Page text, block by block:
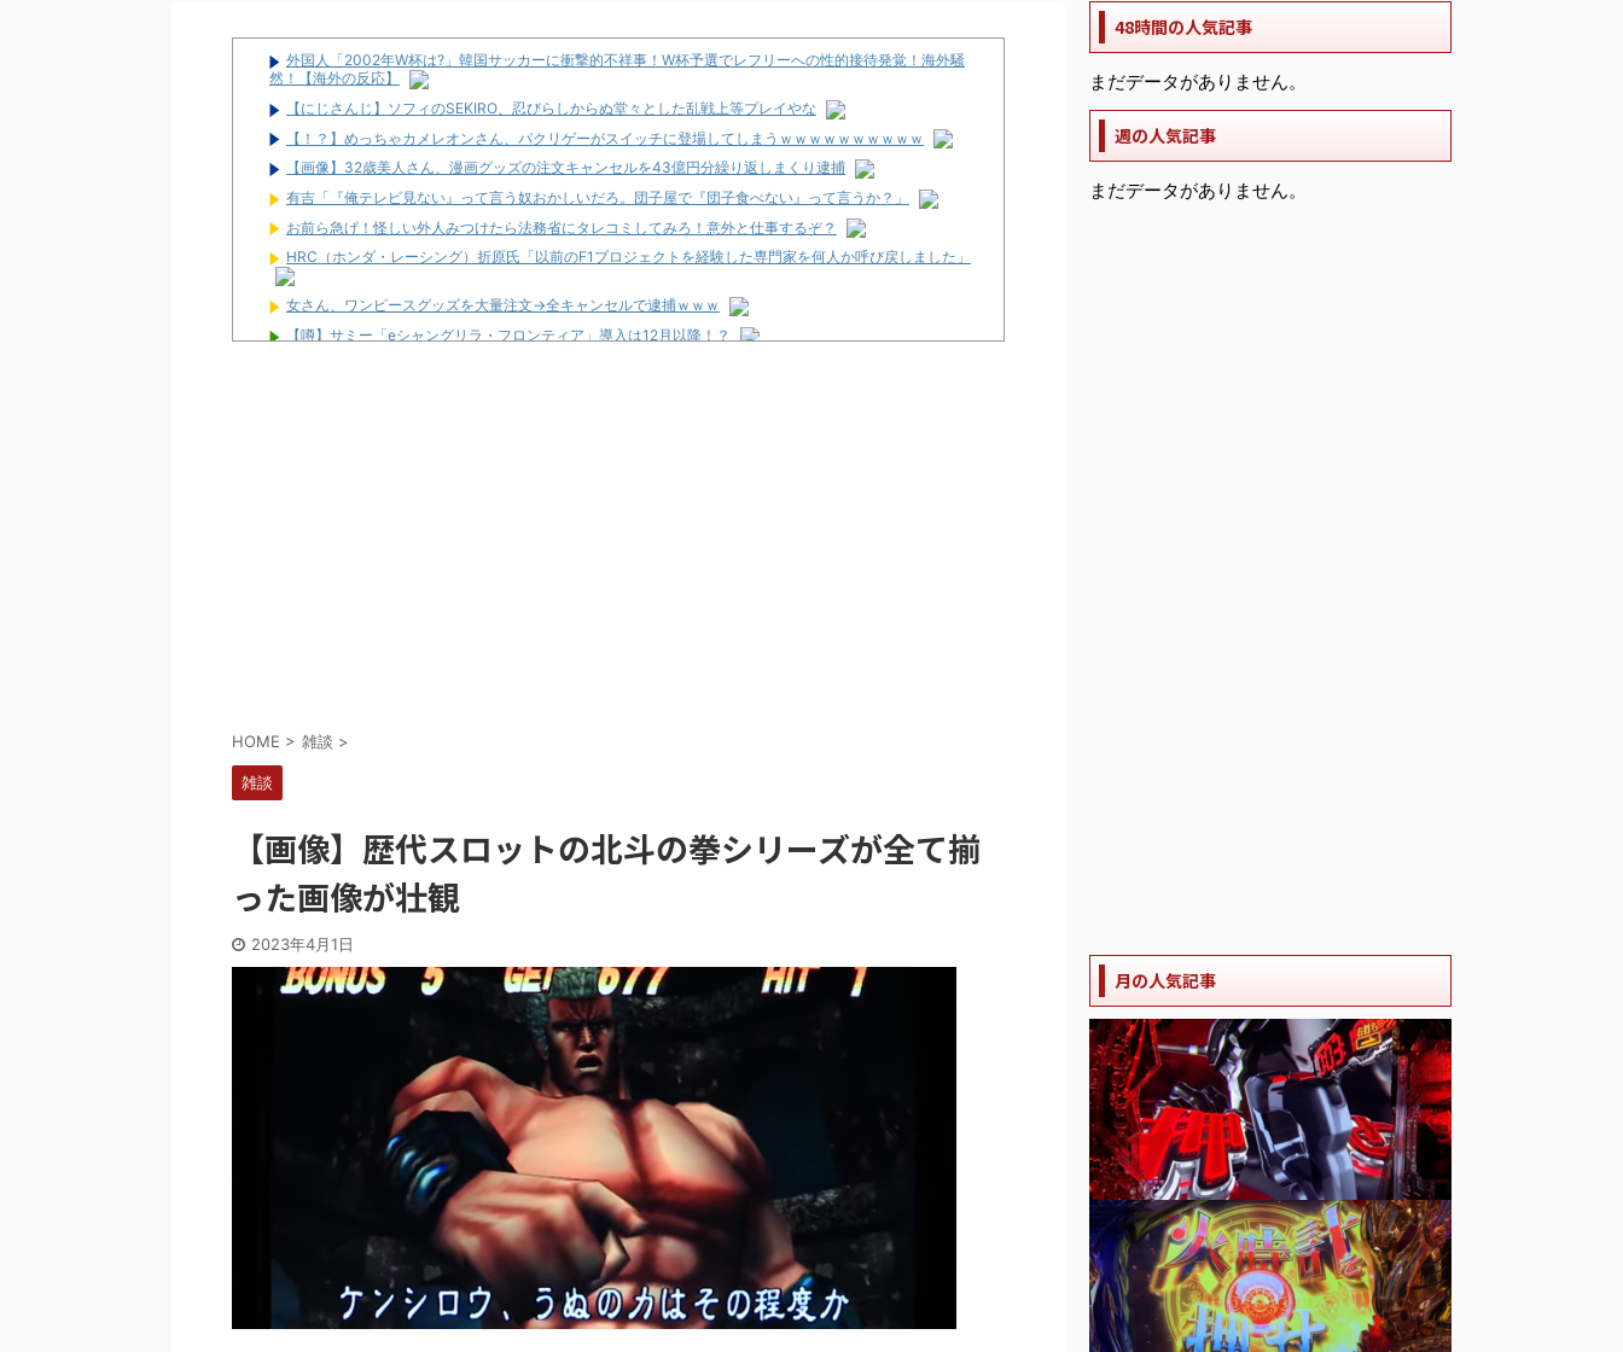
外国人「2002年W杯は?」韓国サッカーに衝撃的不祥事！W杯予選でレフリーへの性的接待発覚！海外騒
然！【海外の反応】
【にじさんじ】ソフィのSEKIRO、忍びらしからぬ堂々とした乱戦上等プレイやな
【！？】めっちゃカメレオンさん、パクリゲーがスイッチに登場してしまうｗｗｗｗｗｗｗｗｗｗ
【画像】32歳美人さん、漫画グッズの注文キャンセルを43億円分繰り返しまくり逮捕
有吉「『俺テレビ見ない』って言う奴おかしいだろ。団子屋で『団子食べない』って言うか？」
お前ら急げ！怪しい外人みつけたら法務省にタレコミしてみろ！意外と仕事するぞ？
HRC（ホンダ・レーシング）折原氏「以前のF1プロジェクトを経験した専門家を何人か呼び戻しました」
女さん、ワンピースグッズを大量注文→全キャンセルで逮捕ｗｗｗ
【噂】サミー「eシャングリラ・フロンティア」導入は12月以降！？
HOME > 雑談 >
雑談
【画像】歴代スロットの北斗の拳シリーズが全て揃
った画像が壮観
2023年4月1日
48時間の人気記事
まだデータがありません。
週の人気記事
まだデータがありません。
月の人気記事